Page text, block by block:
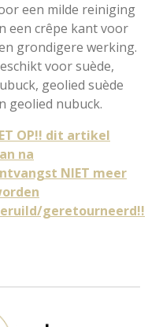
een milde reiniging
een crêpe kant voor
grondigere werking.
voor suède,
geolied suède
geolied nubuck.
OP!! dit artikel
na
NIET meer
geretourneerd!!